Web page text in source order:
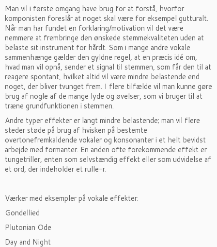
Man vil i første omgang have brug for at forstå, hvorfor
komponisten foreslår at noget skal være for eksempel gutturalt.
Når man har fundet en forklaring/motivation vil det være
nemmere at frembringe den ønskede stemmekvaliteten uden at
belaste sit instrument for hårdt. Som i mange andre vokale
sammenhænge gælder den gyldne regel, at en præcis idé om,
hvad man vil opnå, sender et signal til stemmen, som får den til at
reagere spontant, hvilket altid vil være mindre belastende end
noget, der bliver tvunget frem. I flere tilfælde vil man kunne gøre
brug af nogle af de mange lyde og øvelser, som vi bruger til at
træne grundfunktionen i stemmen.
Andre typer effekter er langt mindre belastende; man vil flere
steder støde på brug af hvisken på bestemte
overtonefremkaldende vokaler og konsonanter i et helt bevidst
arbejde med formanter. En anden ofte forekommende effekt er
tungetriller, enten som selvstændig effekt eller som udvidelse af
et ord, der indeholder et rulle-r.
Værker med eksempler på vokale effekter:
Gondellied
Plutonian Ode
Day and Night